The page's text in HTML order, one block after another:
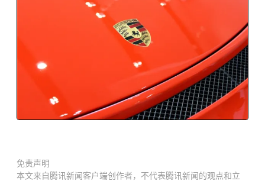
免责声明
本文来自腾讯新闻客户端创作者，不代表腾讯新闻的观点和立